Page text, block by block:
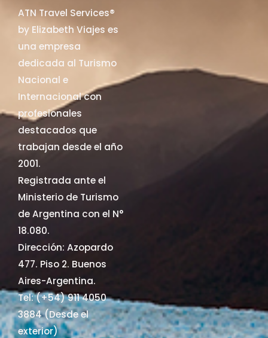
ATN Travel Services®
by Elizabeth Viajes es
una empresa
dedicada al Turismo
Nacional e
Internacional con
profesionales
destacados que
trabajan desde el año
2001.
Registrada ante el
Ministerio de Turismo
de Argentina con el N°
18.080.
Dirección: Azopardo
477. Piso 2. Buenos
Aires-Argentina.
Tel: (+54) 911 4050
3884 (Desde el
exterior)